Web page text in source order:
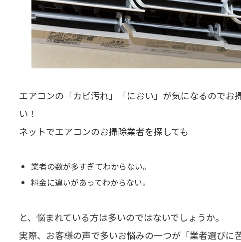
エアコンの「カビ汚れ」「におい」が気になるのでお
い！
ネットでエアコンのお掃除業者を探しても
業者の数が多すぎてわからない。
料金に違いがあってわからない。
と、悩まれている方は多いのではないでしょうか。
実際、お客様の声で多いお悩みの一つが「業者選びに